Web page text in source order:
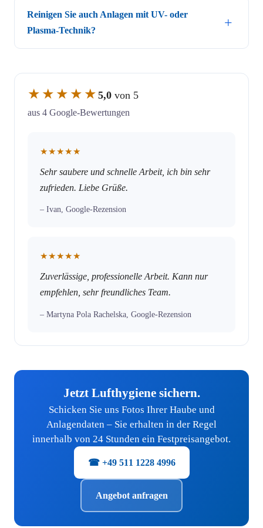
Reinigen Sie auch Anlagen mit UV- oder
Plasma-Technik?
★★★★★ 5,0 von 5
aus 4 Google-Bewertungen
★★★★★
Sehr saubere und schnelle Arbeit, ich bin sehr
zufrieden. Liebe Grüße.
– Ivan, Google-Rezension
★★★★★
Zuverlässige, professionelle Arbeit. Kann nur
empfehlen, sehr freundliches Team.
– Martyna Pola Rachelska, Google-Rezension
Jetzt Lufthygiene sichern.
Schicken Sie uns Fotos Ihrer Haube und
Anlagendaten – Sie erhalten in der Regel
innerhalb von 24 Stunden ein Festpreisangebot.
☎ +49 511 1228 4996
Angebot anfragen